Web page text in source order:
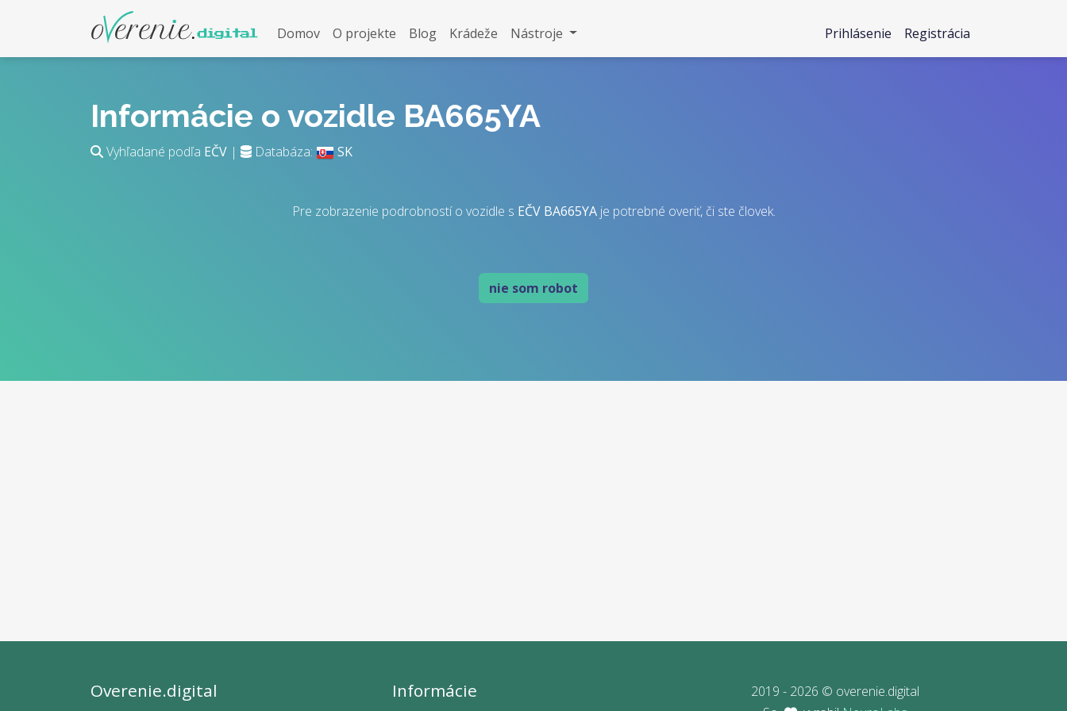
Domov O projekte Blog Krádeže Nástroje Prihlásenie Registrácia
Informácie o vozidle BA665YA
Vyhľadané podľa EČV | Databáza: SK
Pre zobrazenie podrobností o vozidle s EČV BA665YAje potrebné overiť, či ste človek.
nie som robot
Overenie.digital Informácie
2019 - 2026 © overenie.digital